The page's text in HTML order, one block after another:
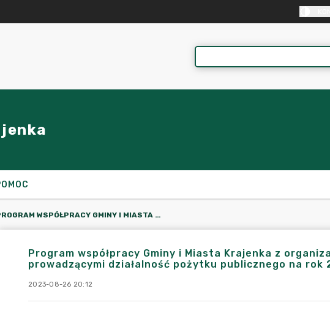
PROGRAM WSPÓŁPRACY GMINY I MIASTA KRAJENKA Z ORGANIZACJAMI POZARZĄDOWYMI I INNYMI PODMIOTAMI PROWADZĄCYMI DZIAŁALNOŚĆ POŻYTKU PUBLICZNEGO NA ROK 2017
Program współpracy Gminy i Miasta Krajenka z
prowadzącymi działalność pożytku publicznego na rok
2023-08-26 20:12